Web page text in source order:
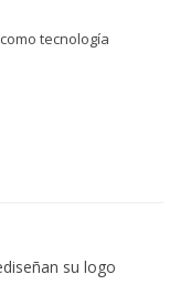
tecnología
su logo